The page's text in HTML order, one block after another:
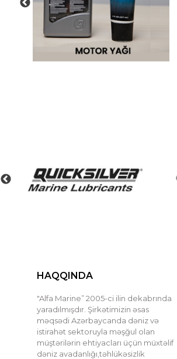
HAQQINDA
"Alfa Marine” 2005-ci ilin dekabrında
yaradılmışdır. Şirkətimizin əsas
məqsədi Azərbaycanda dəniz və
istirahət sektoruyla məşğul olan
müştərilərin ehtiyacları üçün müxtəlif
dəniz avadanlığı,təhlükəsizlik